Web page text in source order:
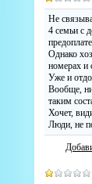
Не
4 семьи с
Однако
номерах и
Уже и
Вообще,
таким
Хочет,
Люди, не